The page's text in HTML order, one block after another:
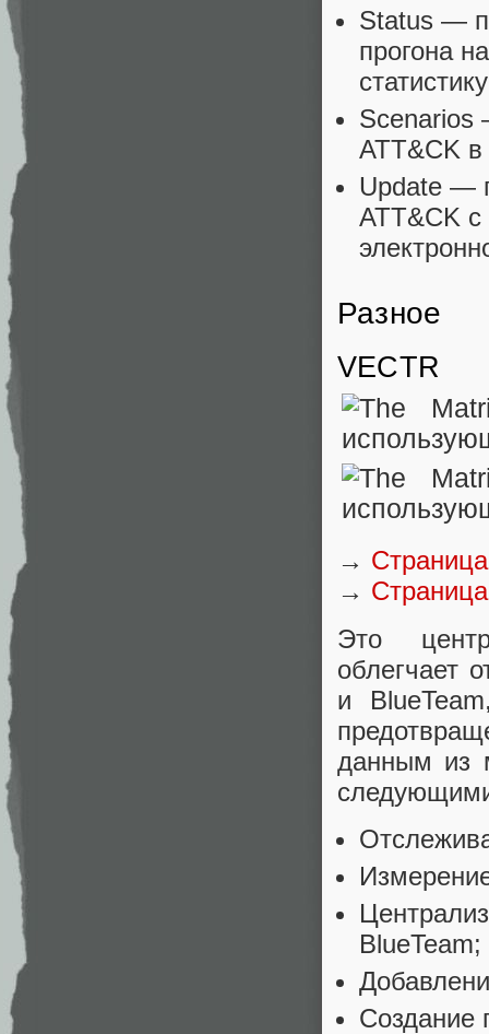
Status —
прогона
Scenarios
ATT&CK
Update —
ATT&CK с
Разное
VECTR
→
→
Это
облегчает
и
данным из
BlueTeam;
Создание